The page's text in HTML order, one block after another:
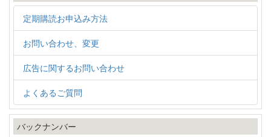
定期購読お申込み方法
お問い合わせ、変更
広告に関するお問い合わせ
よくあるご質問
バックナンバー